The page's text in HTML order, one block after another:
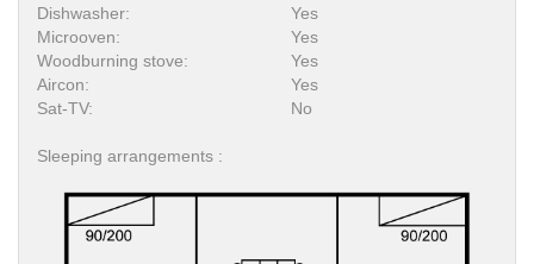
Dishwasher:
Yes
Microoven:
Yes
Woodburning stove:
Yes
Aircon:
Yes
Sat-TV:
No
Sleeping arrangements :